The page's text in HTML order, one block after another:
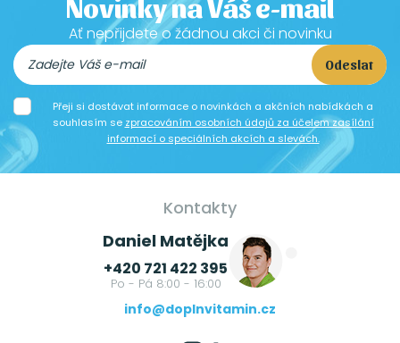
Novinky na Váš e-mail
Ať nepřijdete o žádnou akci či novinku
Odeslat
Přeji si dostávat informace o novinkách a akčních nabídkách a
souhlasím se zpracováním osobních údajů za účelem zasílání
informací o speciálních akcích a slevách.
Kontakty
Daniel Matějka
+420 721 422 395
Po - Pá 8:00 - 16:00
info@doplnvitamin.cz